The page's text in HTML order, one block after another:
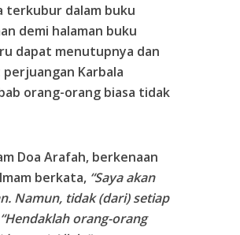
terkubur dalam buku
demi halaman buku
dapat menutupnya dan
Karbala
orang-orang biasa tidak
Doa Arafah, berkenaan
berkata, “Saya akan
Namun, tidak (dari) setiap
“Hendaklah orang-orang